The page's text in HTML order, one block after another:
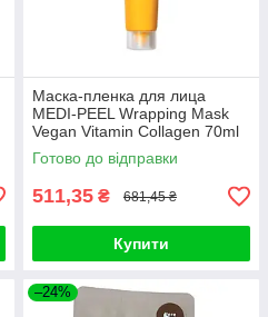
Маска-пленка для лица
MEDI-PEEL Wrapping Mask
Vegan Vitamin Collagen 70ml
Готово до відправки
511,35 ₴ 681,45 ₴
Купити
–24%